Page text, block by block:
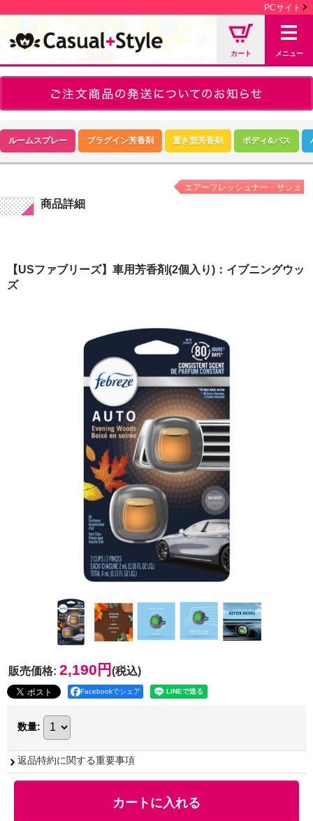
PCサイト
カート メニュー
ルームスプレー プラグイン芳香剤 置き型芳香剤 ボディ&バス
商品詳細
エアーフレッシュナー・サシェ
【USファブリーズ】車用芳香剤(2個入り)：イブニングウッ
ズ
販売価格: 2,190円 (税込)
Facebookでシェア
数量:
返品特約に関する重要事項